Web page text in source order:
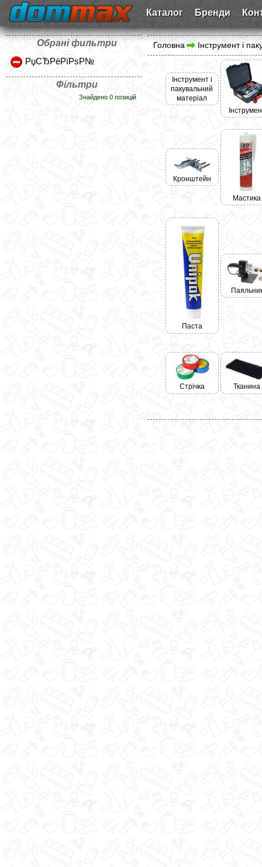
Каталог Бренди
Обрані фильтри
РџСЂРёРїРѕР№
Фільтри
Знайдено 0 позицій
Головна Інструмент і
Інструмент і
пакувальний
матеріал
Кронштейн
Мастика
Паста
Стрічка Тканина